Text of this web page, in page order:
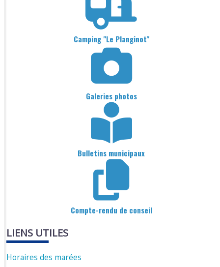
Camping "Le Planginot"
Galeries photos
Bulletins municipaux
Compte-rendu de conseil
LIENS UTILES
Horaires des marées